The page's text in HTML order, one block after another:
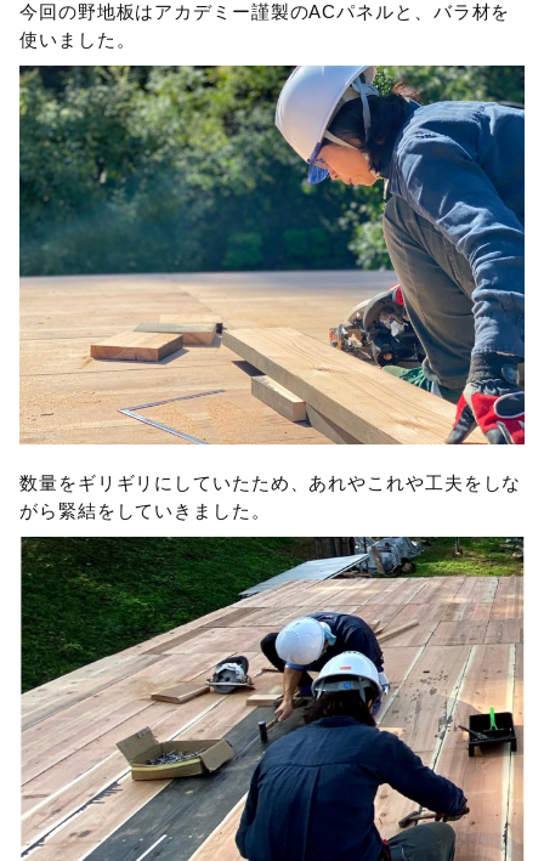
今回の野地板はアカデミー謹製のACパネルと、バラ材を
使いました。
数量をギリギリにしていたため、あれやこれや工夫をしな
がら緊結をしていきました。